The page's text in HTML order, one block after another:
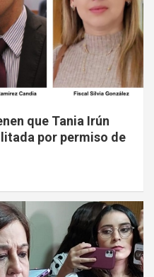
que Tania Irún
por permiso de